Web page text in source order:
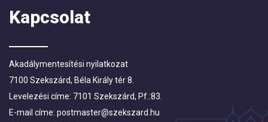
Kapcsolat
Akadálymentesítési nyilatkozat
7100 Szekszárd, Béla Király tér 8.
Levelezési címe: 7101 Szekszárd, Pf.:83.
E-mail címe: postmaster@szekszard.hu